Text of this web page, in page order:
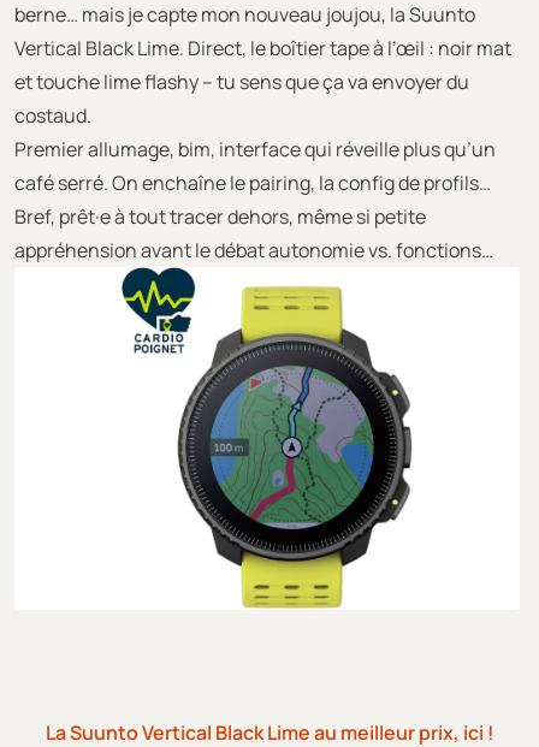
berne… mais je capte mon nouveau joujou, la Suunto
Vertical Black Lime. Direct, le boîtier tape à l’œil : noir mat
et touche lime flashy – tu sens que ça va envoyer du
costaud.
Premier allumage, bim, interface qui réveille plus qu’un
café serré. On enchaîne le pairing, la config de profils…
Bref, prêt·e à tout tracer dehors, même si petite
appréhension avant le débat autonomie vs. fonctions…
La Suunto Vertical Black Lime au meilleur prix, ici !